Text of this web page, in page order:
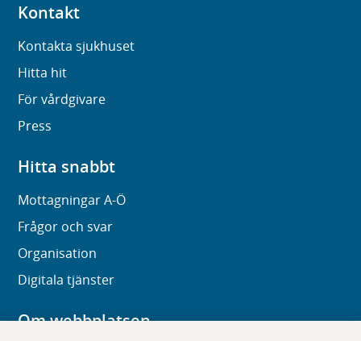
Kontakt
Kontakta sjukhuset
Hitta hit
För vårdgivare
Press
Hitta snabbt
Mottagningar A-Ö
Frågor och svar
Organisation
Digitala tjänster
Om webbplatsen